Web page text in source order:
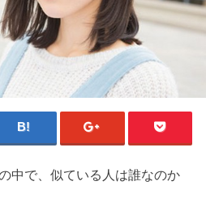
中で、似ている人は誰なのか